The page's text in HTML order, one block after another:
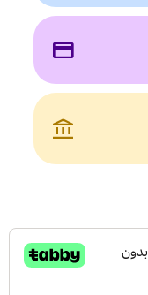
payment
account_balance